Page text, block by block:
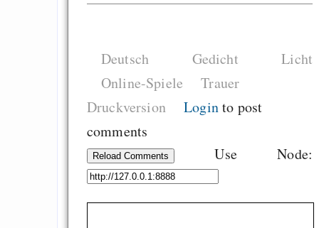
Deutsch Gedicht
Licht
Online-Spiele
Trauer
Druckversion
Loginto post
comments
Reload Comments Use Node:
programming to
Es gibt Fakten
Measured
Graben-Neudorf,
West Germany
Draketo neu: